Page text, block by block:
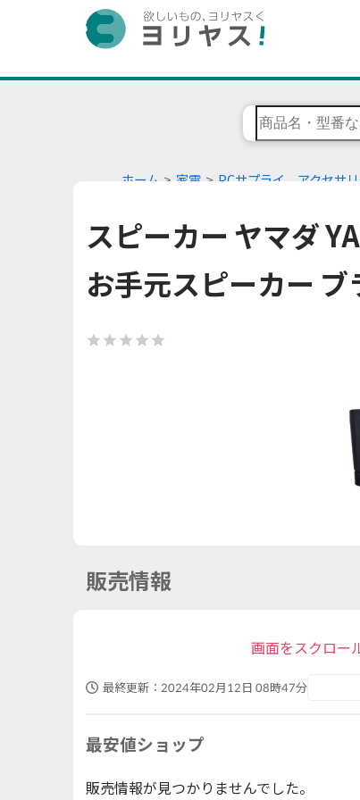
ホーム 家電 PCサプライ、アクセサ
スピーカー ヤマダ
お手元スピーカー ブ
販売情報
画面をスクロー
最終更新： 2024年02月12日 08時47分
最安値ショップ
販売情報が見つかりませんでした。